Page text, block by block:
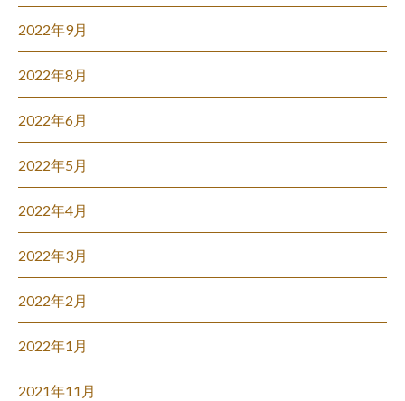
2022年9月
2022年8月
2022年6月
2022年5月
2022年4月
2022年3月
2022年2月
2022年1月
2021年11月